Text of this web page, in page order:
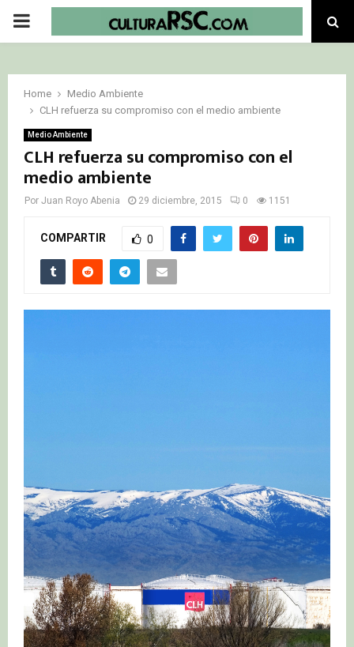
PRIMARY
Home
Medio Ambiente
CLH refuerza su compromiso con el medio ambiente
Medio Ambiente
CLH refuerza su compromiso con el
medio ambiente
Por Juan Royo Abenia 29 diciembre, 2015 0 1151
COMPARTIR 0